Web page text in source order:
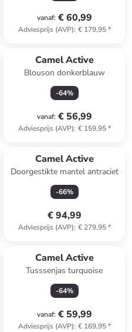
vanaf: € 60,99
Adviesprijs (AVP): € 179,95*
Camel Active
Blouson donkerblauw
-64%
vanaf: € 56,99
Adviesprijs (AVP): € 159,95*
Camel Active
Doorgestikte mantel antraciet
-66%
€ 94,99
Adviesprijs (AVP): € 279,95*
Camel Active
Tusssenjas turquoise
-64%
vanaf: € 59,99
Adviesprijs (AVP): € 169,95*